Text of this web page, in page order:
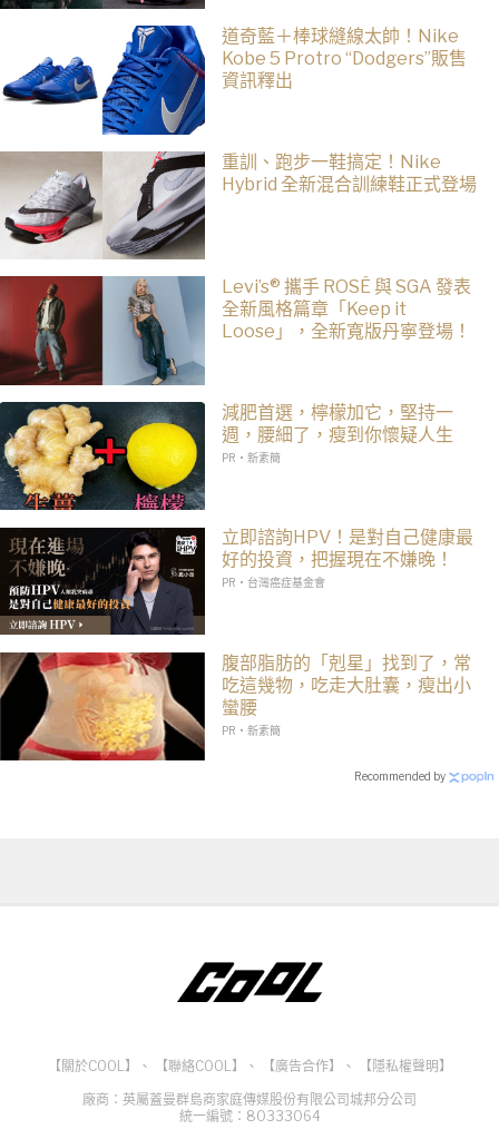
道奇藍＋棒球縫線太帥！Nike
Kobe 5 Protro “Dodgers”販售
資訊釋出
重訓、跑步一鞋搞定！Nike
Hybrid 全新混合訓練鞋正式登場
Levi’s® 攜手 ROSÉ 與 SGA 發表
全新風格篇章「Keep it
Loose」，全新寬版丹寧登場！
減肥首選，檸檬加它，堅持一
週，腰細了，瘦到你懷疑人生
PR・新素簡
立即諮詢HPV！是對自己健康最
好的投資，把握現在不嫌晚！
PR・台灣癌症基金會
腹部脂肪的「剋星」找到了，常
吃這幾物，吃走大肚囊，瘦出小
蠻腰
PR・新素簡
Recommended by
【關於COOL】 、 【聯絡COOL】 、 【廣告合作】 、
【隱私權聲明】
廠商：英屬蓋曼群島商家庭傳媒股份有限公司城邦分公司
統一編號：80333064